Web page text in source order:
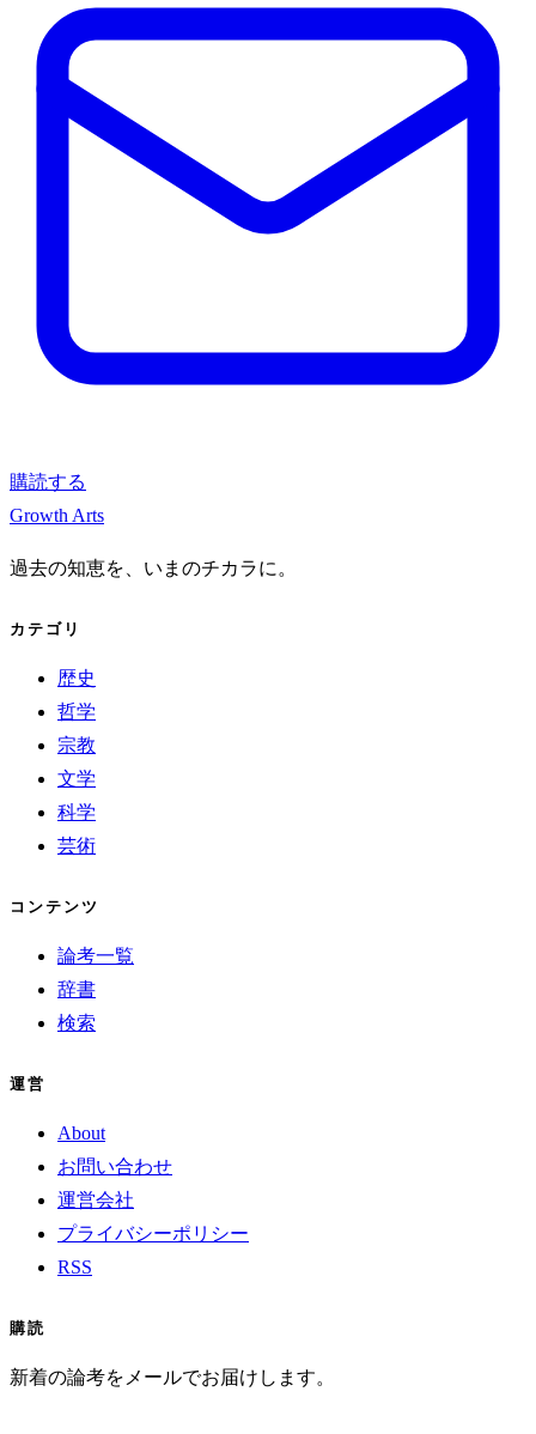
購読する
Growth Arts
過去の知恵を、いまのチカラに。
カテゴリ
歴史
哲学
宗教
文学
科学
芸術
コンテンツ
論考一覧
辞書
検索
運営
About
お問い合わせ
運営会社
プライバシーポリシー
RSS
購読
新着の論考をメールでお届けします。